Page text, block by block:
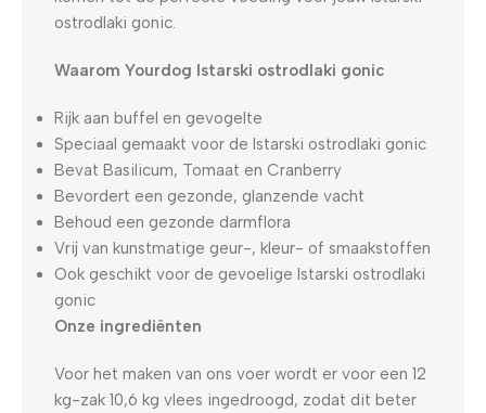
ostrodlaki gonic.
Waarom Yourdog Istarski ostrodlaki gonic
Rijk aan buffel en gevogelte
Speciaal gemaakt voor de Istarski ostrodlaki gonic
Bevat Basilicum, Tomaat en Cranberry
Bevordert een gezonde, glanzende vacht
Behoud een gezonde darmflora
Vrij van kunstmatige geur-, kleur- of smaakstoffen
Ook geschikt voor de gevoelige Istarski ostrodlaki
gonic
Onze ingrediënten
Voor het maken van ons voer wordt er voor een 12
kg-zak 10,6 kg vlees ingedroogd, zodat dit beter